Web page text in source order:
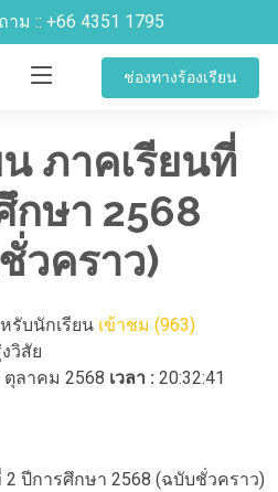
าม :: +66 4351 1795
ช่องทางร้องเรียน
น ภาคเรียนที่
กษา 2568
วคราว)
รับนักเรียน เข้าชม (963)
วิสัย
ตุลาคม 2568 เวลา : 20:32:41
2 ปีการศึกษา 2568 (ฉบับชั่วคราว)